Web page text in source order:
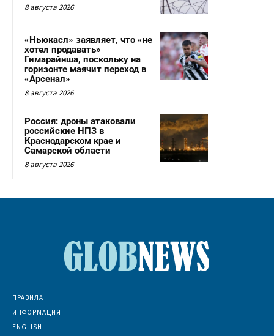
8 августа 2026
«Ньюкасл» заявляет, что «не
хотел продавать»
Гимарайнша, поскольку на
горизонте маячит переход в
«Арсенал»
8 августа 2026
Россия: дроны атаковали
российские НПЗ в
Краснодарском крае и
Самарской области
8 августа 2026
ПРАВИЛА
ИНФОРМАЦИЯ
ENGLISH